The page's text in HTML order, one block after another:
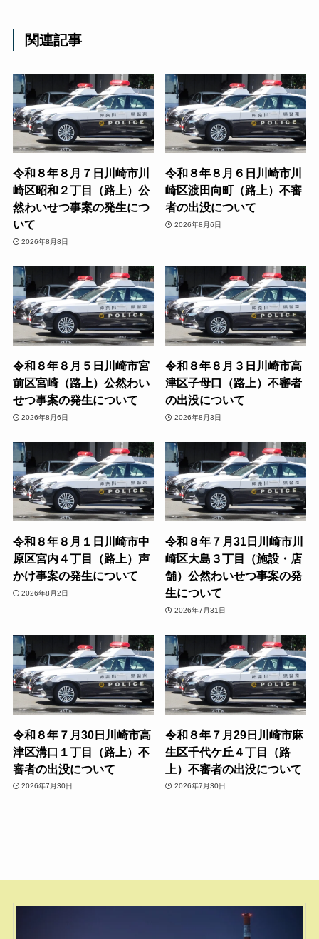
関連記事
令和８年８月７日川崎市川
崎区昭和２丁目（路上）公
然わいせつ事案の発生につ
いて
2026年8月8日
令和８年８月６日川崎市川
崎区渡田向町（路上）不審
者の出没について
2026年8月6日
令和８年８月５日川崎市宮
前区宮崎（路上）公然わい
せつ事案の発生について
2026年8月6日
令和８年８月３日川崎市高
津区子母口（路上）不審者
の出没について
2026年8月3日
令和８年８月１日川崎市中
原区宮内４丁目（路上）声
かけ事案の発生について
2026年8月2日
令和８年７月31日川崎市川
崎区大島３丁目（施設・店
舗）公然わいせつ事案の発
生について
2026年7月31日
令和８年７月30日川崎市高
津区溝口１丁目（路上）不
審者の出没について
2026年7月30日
令和８年７月29日川崎市麻
生区千代ケ丘４丁目（路
上）不審者の出没について
2026年7月30日